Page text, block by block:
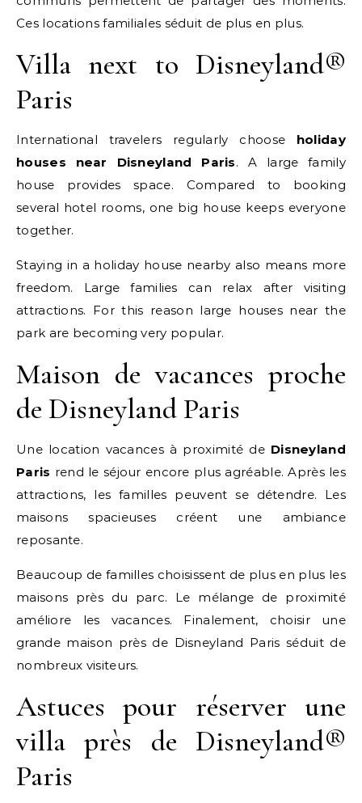
Ces locations familiales séduit de plus en plus.
Villa next to Disneyland®
Paris
International travelers regularly choose holiday
houses near Disneyland Paris. A large family
house provides space. Compared to booking
several hotel rooms, one big house keeps everyone
together.
Staying in a holiday house nearby also means more
freedom. Large families can relax after visiting
attractions. For this reason large houses near the
park are becoming very popular.
Maison de vacances proche
de Disneyland Paris
Une location vacances à proximité de Disneyland
Paris rend le séjour encore plus agréable. Après les
attractions, les familles peuvent se détendre. Les
maisons spacieuses créent une ambiance
reposante.
Beaucoup de familles choisissent de plus en plus les
maisons près du parc. Le mélange de proximité
améliore les vacances. Finalement, choisir une
grande maison près de Disneyland Paris séduit de
nombreux visiteurs.
Astuces pour réserver une
villa près de Disneyland®
Paris